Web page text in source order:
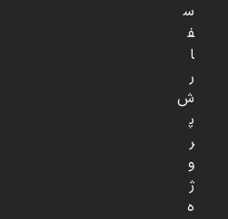
س
ف
ا
ر
ش
پ
ر
و
ژ
ه